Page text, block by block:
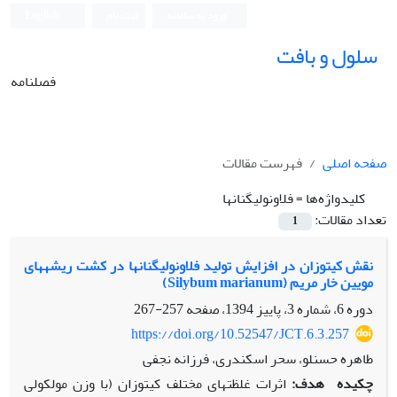
سلول و بافت
فصلنامه
صفحه اصلی
فهرست مقالات
کلیدواژه‌ها =فلاونولیگنان‏ها
تعداد مقالات:
1
نقش کیتوزان در افزایش تولید فلاونولیگنان‏ها در کشت ریشه‏های
مویین خار مریم (Silybum marianum)
دوره 6، شماره 3، پاییز 1394، صفحه
257-267
https://doi.org/10.52547/JCT.6.3.257
طاهره حسنلو، سحر اسکندری، فرزانه نجفی
چکیده هدف: اثرات غلظت‏های مختلف کیتوزان (با وزن مولکولی